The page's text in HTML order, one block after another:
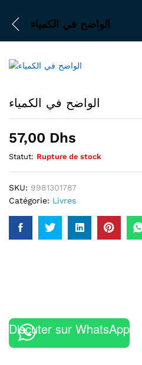
الواضح في الكمياء
الواضح في الكمياء
57,00 Dhs
Statut: Rupture de stock
SKU: 9981301787
Catégorie: Livres
Discuter sur WhatsApp